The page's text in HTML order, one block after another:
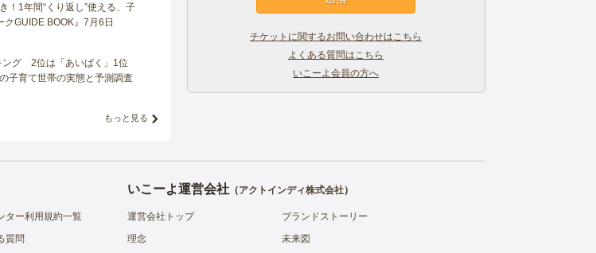
！1年間“くり返し”使える、子
GUIDE BOOK』7月6日
ング 2位は「あいぱく」1位
子育て世帯の実態と予測調査
もっと見る
チケットに関するお問い合わせはこちら
よくある質問はこちら
いこーよ会員の方へ
ター利用規約一覧
質問
いこーよ運営会社（アクトインディ株式会社）
運営会社トップ
ブランドストーリー
理念
未来図